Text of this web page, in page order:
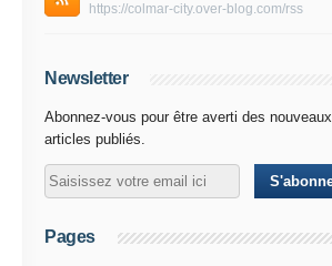
https://colmar-city.over-blog.com/rss
Newsletter
Abonnez-vous pour être averti des nouveaux
articles publiés.
Pages